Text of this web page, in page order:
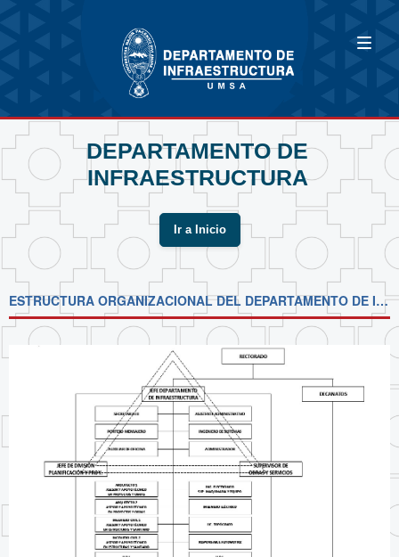
DEPARTAMENTO DE
INFRAESTRUCTURA
Ir a Inicio
ESTRUCTURA ORGANIZACIONAL DEL DEPARTAMENTO DE INFRAESTRUCTURA